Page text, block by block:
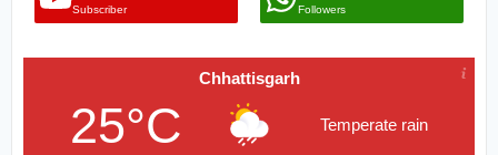
Subscriber Followers
Chhattisgarh
25°C Temperate rain